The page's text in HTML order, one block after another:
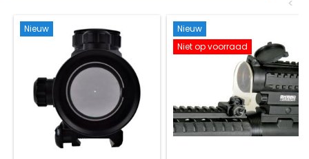
Nieuw
Nieuw
Niet op voorraad